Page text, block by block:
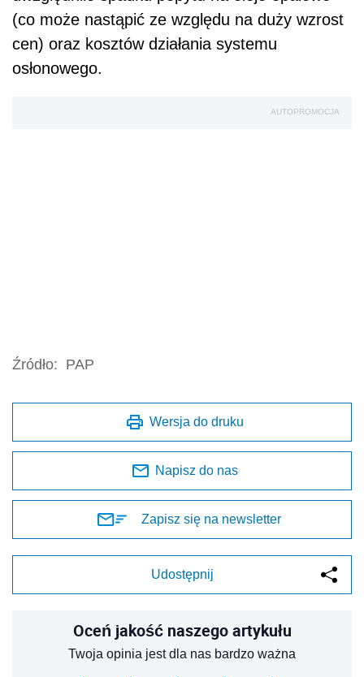
(co może nastąpić ze względu na duży wzrost
cen) oraz kosztów działania systemu
osłonowego.
AUTOPROMOCJA
Źródło: PAP
Wersja do druku
Napisz do nas
Zapisz się na newsletter
Udostępnij
Oceń jakość naszego artykułu
Twoja opinia jest dla nas bardzo ważna